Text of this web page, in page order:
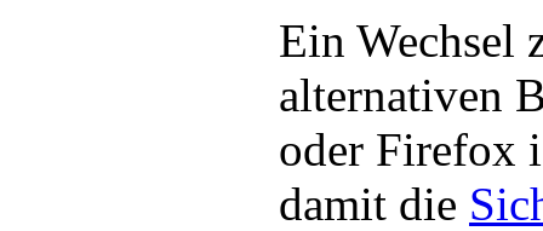
Ein Wechsel
alternativen
oder Firefox
damit die